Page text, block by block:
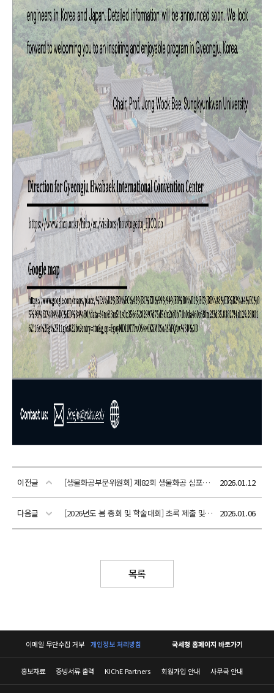
이전글 [생물화공부문위원회] 제82회 생물화공 심포지엄: 글로벌 헬스 혁신을 위한 AI 기반 바이오/신약 발굴과 설계 2026.01.12
다음글 [2026년도 봄 총회 및 학술대회] 초록 제출 및 사전등록 안내 2026.01.06
목록
이메일 무단수집 거부 개인정보 처리방침 국세청 홈페이지 바로가기
홍보자료 증빙서류 출력 KIChE Partners 회원가입 안내 사무국 안내